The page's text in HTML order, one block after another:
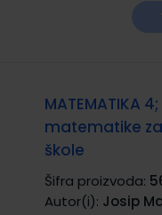
MATEMATIKA
matematike
škole
Šifra proizvoda:
Autor(i): Josip